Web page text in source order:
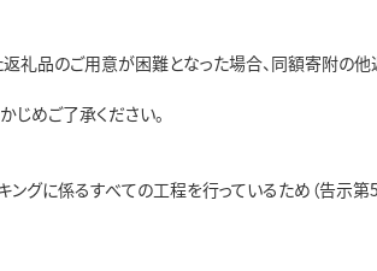
礼品のご用意が困難となった場合、同額寄附の
じめご了承ください。
グに係るすべての工程を行っているため（告示第